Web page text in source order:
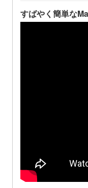
すばやく簡単な